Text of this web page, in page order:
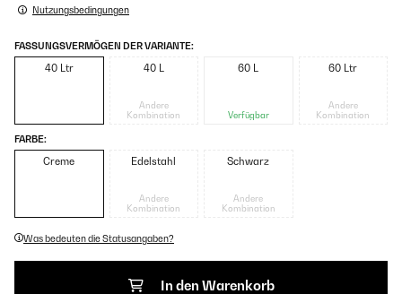
Nutzungsbedingungen
FASSUNGSVERMÖGEN DER VARIANTE:
40 Ltr 40 L
Andere
Kombination
60 L
Verfügbar
60 Ltr
Andere
Kombination
FARBE:
Creme Edelstahl
Andere
Kombination
Schwarz
Andere
Kombination
Was bedeuten die Statusangaben?
In den Warenkorb